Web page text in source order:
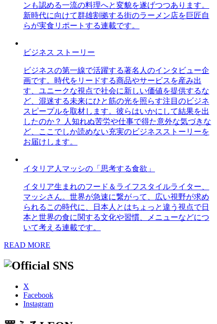
ンも認める一流の料理へと変貌を遂げつつあります。
新時代に向けて群雄割拠する街のラーメン店を巨匠自
らが実食リポートする連載です。
ビジネス ストーリー
ビジネスの第一線で活躍する著名人のインタビュー企
画です。時代をリードする商品やサービスを産み出
す、ユニークな視点で社会に新しい価値を提供するな
ど、混迷する未来にひと筋の光を照らす注目のビジネ
スピープルを取材します。彼らはいかにして結果を出
したのか？ 人知れぬ苦労や仕事で得た意外な気づきな
ど、ここでしか読めない充実のビジネスストーリーを
お届けします。
イタリア人マッシの「思考する食欲」
イタリア生まれのフード＆ライフスタイルライター、
マッシさん。世界が急速に繋がって、広い視野が求め
られるこの時代に、日本人とはちょっと違う視点で日
本と世界の食に関する文化や習慣、メニューなどにつ
いて考える連載です。
READ MORE
X
Facebook
Instagram